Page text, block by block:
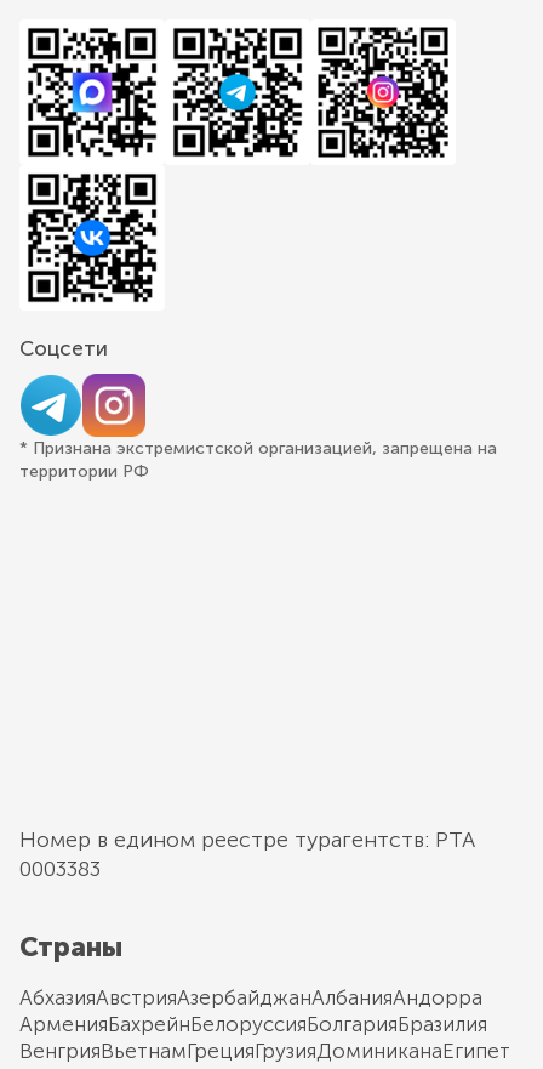
Соцсети
* Признана экстремистской организацией, запрещена на
территории РФ
Номер в едином реестре турагентств: РТА
0003383
Страны
АбхазияАвстрияАзербайджанАлбанияАндорра
АрменияБахрейнБелоруссияБолгарияБразилия
ВенгрияВьетнамГрецияГрузияДоминиканаЕгипет